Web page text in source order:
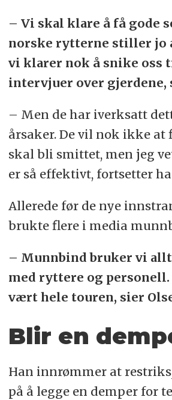
– Vi skal klare å få gode
norske rytterne stiller jo
vi klarer nok å snike oss
intervjuer over gjerdene,
– Men de har iverksatt
årsaker. De vil nok ikke at
skal bli smittet, men jeg
er så effektivt, fortsetter
Allerede før de nye
brukte flere i media
– Munnbind bruker vi
med ryttere og
vært hele touren, sier
Blir en
Han innrømmer at
på å legge en demper for